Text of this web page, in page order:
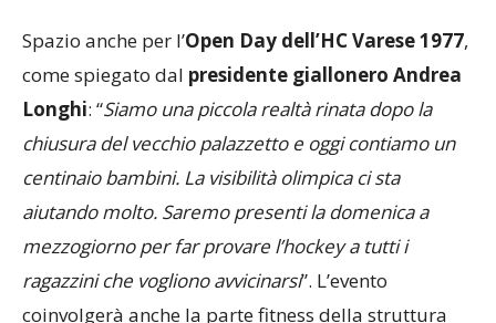
come spiegato dalpresidente giallonero Andrea
Longhi: “Siamo una piccola realtà rinata dopo la
chiusura del vecchio palazzetto e oggi contiamo un
centinaio bambini. La visibilità olimpica ci sta
aiutando molto. Saremo presenti la domenica a
mezzogiorno per far provare l’hockey a tutti i
ragazzini che vogliono avvicinarsi”. L’evento
coinvolgerà anche la parte fitness della struttura
conStefano GalanteeMatteo Poretti: